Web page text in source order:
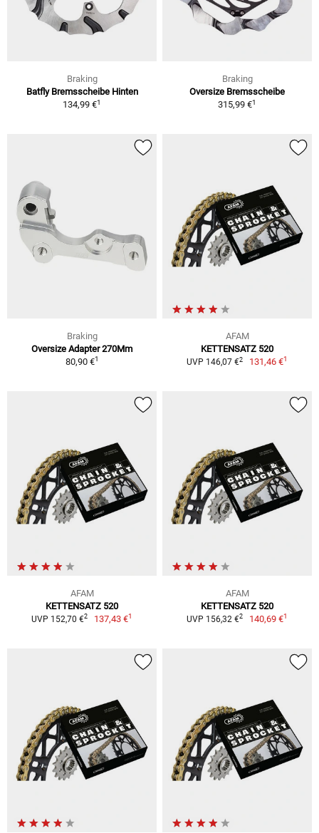
Braking
Batfly Bremsscheibe Hinten
134,99 €1
Braking
Oversize Bremsscheibe
315,99 €1
Braking
Oversize Adapter 270Mm
80,90 €1
AFAM
KETTENSATZ 520
UVP 146,07 €2 131,46 €1
AFAM
KETTENSATZ 520
UVP 152,70 €2 137,43 €1
AFAM
KETTENSATZ 520
UVP 156,32 €2 140,69 €1